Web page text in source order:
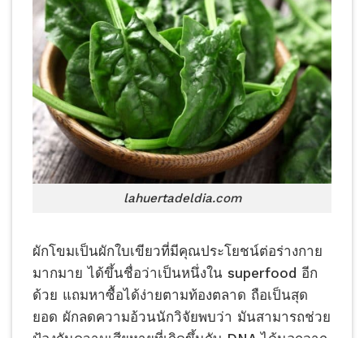
lahuertadeldia.com
ผักโขมเป็นผักใบเขียวที่มีคุณประโยชน์ต่อร่างกาย
มากมาย ได้ขึ้นชื่อว่าเป็นหนึ่งใน superfood อีก
ด้วย แถมหาซื้อได้ง่ายตามท้องตลาด ถือเป็นสุด
ยอด ผักลดความอ้วนนักวิจัยพบว่า มันสามารถช่วย